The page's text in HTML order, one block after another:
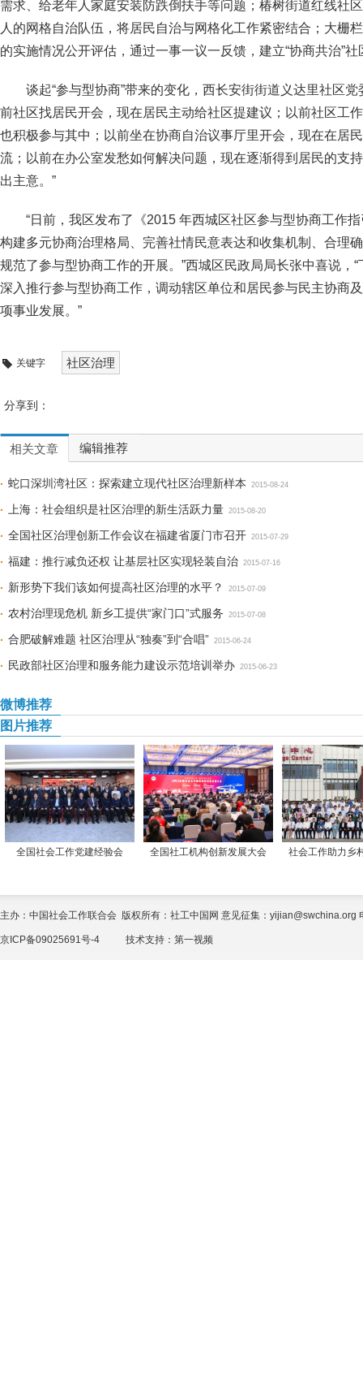
需求、给老年人家庭安装防跌倒扶手等问题；椿树街道红线社
人的网格自治队伍，将居民自治与网格化工作紧密结合；大栅
的实施情况公开评估，通过一事一议一反馈，建立“协商共治”
谈起“参与型协商”带来的变化，西长安街街道义达里社区
前社区找居民开会，现在居民主动给社区提建议；以前社区工
也积极参与其中；以前坐在协商自治议事厅里开会，现在在居
流；以前在办公室发愁如何解决问题，现在逐渐得到居民的支
出主意。”
“日前，我区发布了《2015 年西城区社区参与型协商工作
构建多元协商治理格局、完善社情民意表达和收集机制、合理
规范了参与型协商工作的开展。”西城区民政局局长张中喜说，
深入推行参与型协商工作，调动辖区单位和居民参与民主协商
项事业发展。”
关键字 社区治理
分享到：
相关文章 编辑推荐
蛇口深圳湾社区：探索建立现代社区治理新样本 2015-08-24
上海：社会组织是社区治理的新生活跃力量 2015-08-20
全国社区治理创新工作会议在福建省厦门市召开 2015-07-29
福建：推行减负还权 让基层社区实现轻装自治 2015-07-16
新形势下我们该如何提高社区治理的水平？ 2015-07-09
农村治理现危机 新乡工提供“家门口”式服务 2015-07-08
合肥破解难题 社区治理从“独奏”到“合唱” 2015-06-24
民政部社区治理和服务能力建设示范培训举办 2015-06-23
微博推荐
图片推荐
全国社会工作党建经验会 全国社工机构创新发展大会 社会工作助力乡
主办：中国社会工作联合会 版权所有：社工中国网 意见征集：yijian@swchina.org
京ICP备09025691号-4 技术支持： 第一视频